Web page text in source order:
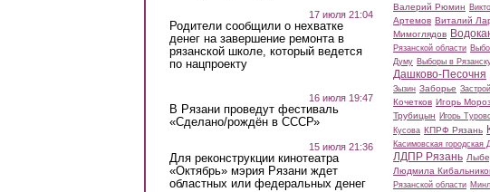
17 июля 21:04
Родители сообщили о нехватке
денег на завершение ремонта в
рязанской школе, который ведется
по нацпроекту
16 июля 19:47
В Рязани проведут фестиваль
«Сделано/рождён в СССР»
15 июля 21:36
Для реконструкции кинотеатра
«Октябрь» мэрия Рязани ждет
областных или федеральных денег
Валерий Рюмин
Артемов Виталий
Мимоглядов
Рязанской области
Думу Выборы в
Дашково-Песочня
Зызин Заборье
Кочетков Игорь
Трубицын Игорь
Кусова КПРФ Рязань
Касимовская городская
ЛДПР Рязань
Людмила
Рязанской области